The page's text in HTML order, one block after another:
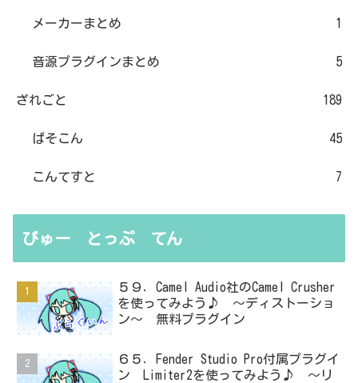
メーカーまとめ 1
音源プラグインまとめ 5
ざれごと 189
ぱそこん 45
こんてすと 7
びゅー とっぷ てん
５９．Camel Audio社のCamel Crusher
を使ってみよう♪ ～ディストーショ
ン～ 無料プラグイン
６５．Fender Studio Pro付属プラグイ
ン Limiter2を使ってみよう♪ ～リ